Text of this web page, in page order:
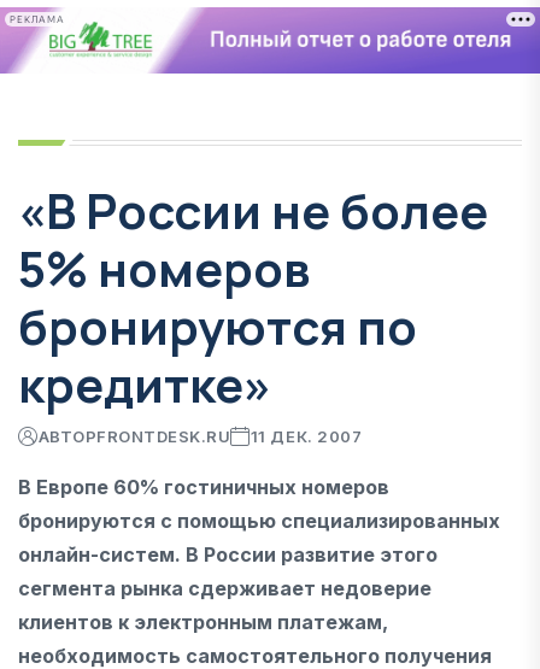
РЕКЛАМА
«В России не более
5% номеров
бронируются по
кредитке»
АВТОРFRONTDESK.RU 11 ДЕК. 2007
В Европе 60% гостиничных номеров
бронируются с помощью специализированных
онлайн-систем. В России развитие этого
сегмента рынка сдерживает недоверие
клиентов к электронным платежам,
необходимость самостоятельного получения